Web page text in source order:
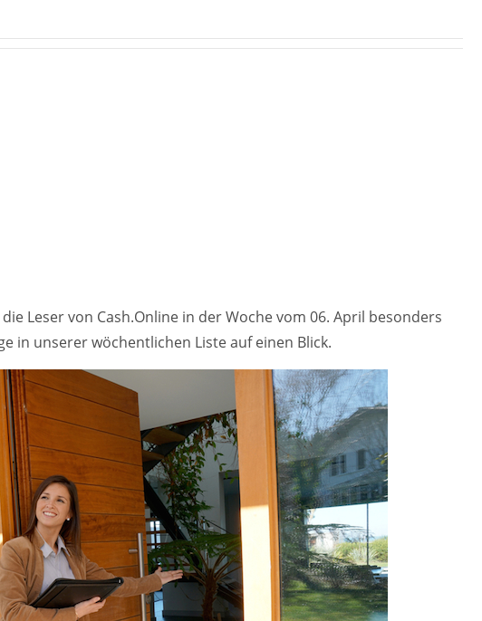
Leser von Cash.Online in der Woche vom 06. April besonders
in unserer wöchentlichen Liste auf einen Blick.